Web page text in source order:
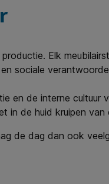
Elk
sociale
en de interne cultuur
in de huid kruipen van
de dag dan ook